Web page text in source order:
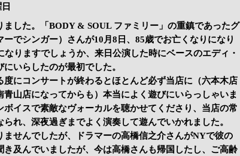
ました。「BODY & SOUL ファミリー」の重鎮であったグ
ーでシンガー）さんが10月8日、85歳でお亡くなりになり
なりますでしょうか、来日公演した時にベースのエディ・
いらしたのが最初でした。
にコンサートが終わるとほとんど必ず当店に（六本木店
山店になってからも）本当によく遊びにいらっしゃいま
ボイスで素敵なヴォーカルを聴かせてくださり、当店の常
れ、深夜過ぎまでよく演奏して遊んでいかれました。
せんでしたが、ドラマーの高橋信之介さんがNYで彼の
き及んでいましたが、今は高橋さんも帰国したし、ご高齢